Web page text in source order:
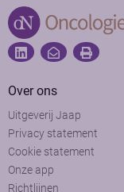
Over ons
Uitgeverij Jaap
Privacy statement
Cookie statement
Onze app
Richtlijnen